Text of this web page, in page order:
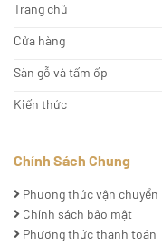
Trang chủ
Cửa hàng
Sàn gỗ và tấm ốp
Kiến thức
Chính Sách Chung
Phương thức vận chuyển
Chính sách bảo mật
Phương thức thanh toán